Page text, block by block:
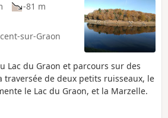
-81 m
sur-Graon
Lac du Graon et parcours sur des
traversée de deux petits ruisseaux, le
le Lac du Graon, et la Marzelle.